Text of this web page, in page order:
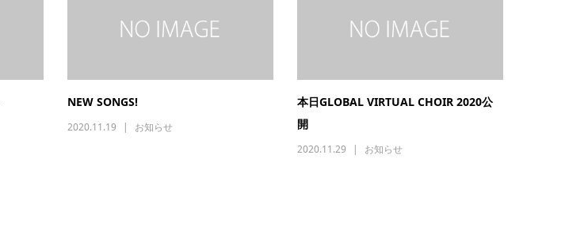
NEW SONGS!
2020.11.19 お知らせ
本日GLOBAL VIRTUAL CHOIR 2020公
開
2020.11.29 お知らせ